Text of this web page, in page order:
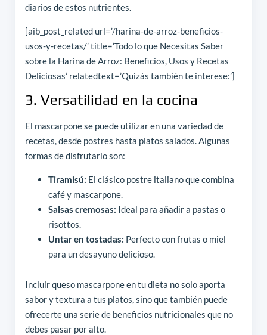
diarios de estos nutrientes.
[aib_post_related url=’/harina-de-arroz-beneficios-
usos-y-recetas/’ title=’Todo lo que Necesitas Saber
sobre la Harina de Arroz: Beneficios, Usos y Recetas
Deliciosas’ relatedtext=’Quizás también te interese:’]
3. Versatilidad en la cocina
El mascarpone se puede utilizar en una variedad de
recetas, desde postres hasta platos salados. Algunas
formas de disfrutarlo son:
Tiramisú: El clásico postre italiano que combina
café y mascarpone.
Salsas cremosas: Ideal para añadir a pastas o
risottos.
Untar en tostadas: Perfecto con frutas o miel
para un desayuno delicioso.
Incluir queso mascarpone en tu dieta no solo aporta
sabor y textura a tus platos, sino que también puede
ofrecerte una serie de beneficios nutricionales que no
debes pasar por alto.